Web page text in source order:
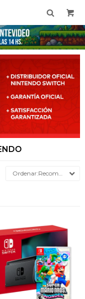
Recomendados